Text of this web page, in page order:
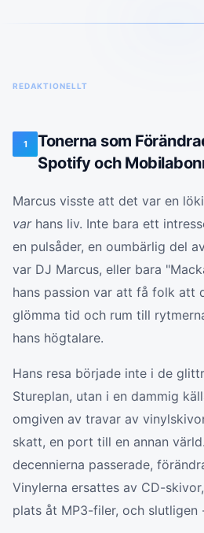
REDAKTIONELLT
1
Tonerna som
Spotify och
Marcus visste att det var en
varhans liv. Inte bara ett
en pulsåder, en oumbärlig del
var DJ Marcus, eller bara
hans passion var att få folk att
glömma tid och rum till
hans högtalare.
Hans resa började inte i de
Stureplan, utan i en dammig
omgiven av travar av
skatt, en port till en annan
decennierna passerade,
Vinylerna ersattes av CD-
plats åt MP3-filer, och slutligen